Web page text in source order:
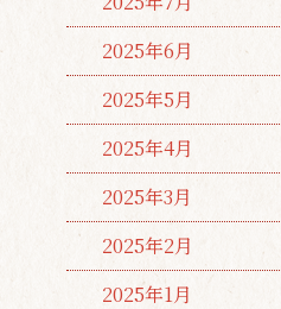
2025年6月
2025年5月
2025年4月
2025年3月
2025年2月
2025年1月